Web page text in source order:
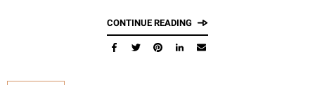
CONTINUE READING